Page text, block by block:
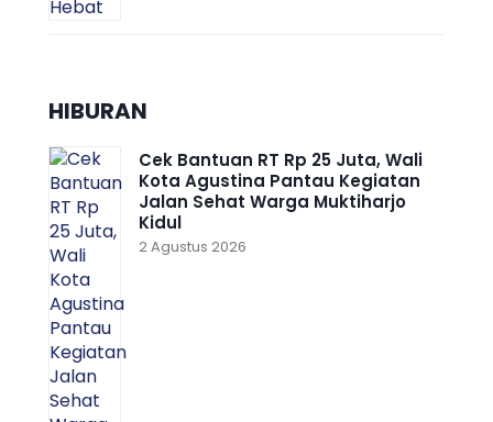
HIBURAN
Cek Bantuan RT Rp 25 Juta, Wali
Kota Agustina Pantau Kegiatan
Jalan Sehat Warga Muktiharjo
Kidul
2 Agustus 2026